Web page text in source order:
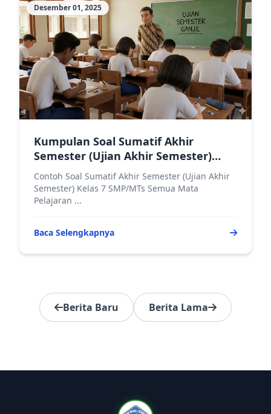
Desember 01, 2025
Kumpulan Soal Sumatif Akhir
Semester (Ujian Akhir Semester)
Ganjil Kelas 7 Semua Mata Pelajaran
Contoh Soal Sumatif Akhir Semester (Ujian Akhir
Semester) Kelas 7 SMP/MTs Semua Mata
Pelajaran ...
Baca Selengkapnya
Berita Baru Berita Lama